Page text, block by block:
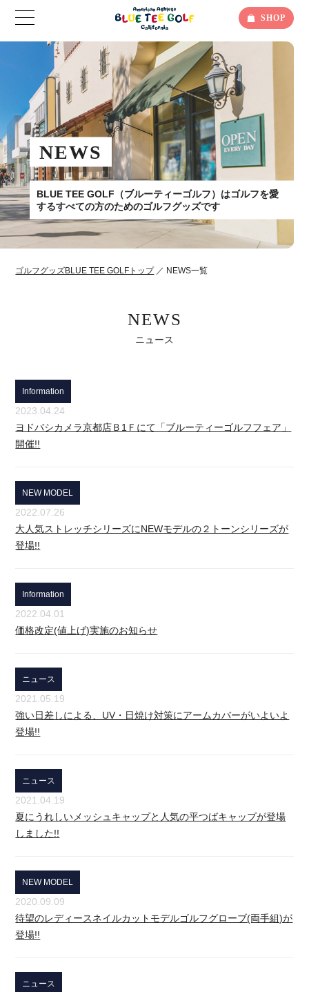
SHOP
NEWS
BLUE TEE GOLF（ブルーティーゴルフ）はゴルフを愛
するすべての方のためのゴルフグッズです
ゴルフグッズBLUE TEE GOLFトップ／ NEWS一覧
NEWS
ニュース
Information
2023.04.24
ヨドバシカメラ京都店Ｂ1Ｆにて「ブルーティーゴルフフェア」
開催!!
NEW MODEL
2022.07.26
大人気ストレッチシリーズにNEWモデルの２トーンシリーズが
登場!!
Information
2022.04.01
価格改定(値上げ)実施のお知らせ
ニュース
2021.05.19
強い日差しによる、UV・日焼け対策にアームカバーがいよいよ
登場!!
ニュース
2021.04.19
夏にうれしいメッシュキャップと人気の平つばキャップが登場
しました!!
NEW MODEL
2020.09.09
待望のレディースネイルカットモデルゴルフグローブ(両手組)が
登場!!
ニュース